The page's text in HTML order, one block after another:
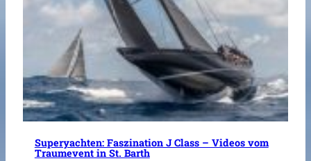
Superyachten: Faszination J Class – Videos vom
Traumevent in St. Barth